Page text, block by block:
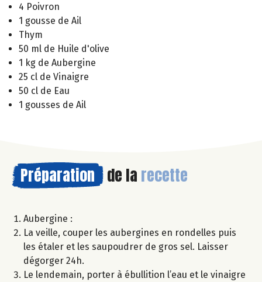
4 Poivron
1 gousse de Ail
Thym
50 ml de Huile d'olive
1 kg de Aubergine
25 cl de Vinaigre
50 cl de Eau
1 gousses de Ail
Préparation de la recette
Aubergine :
La veille, couper les aubergines en rondelles puis
les étaler et les saupoudrer de gros sel. Laisser
dégorger 24h.
Le lendemain, porter à ébullition l’eau et le vinaigre